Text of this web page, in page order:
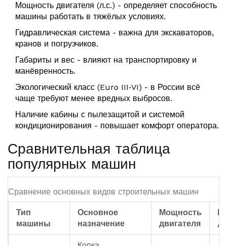
Мощность двигателя (л.с.) - определяет способность
машины работать в тяжёлых условиях.
Гидравлическая система - важна для экскаваторов,
кранов и погрузчиков.
Габариты и вес - влияют на транспортировку и
манёвренность.
Экологический класс (Euro III‑VI) - в России всё
чаще требуют менее вредных выбросов.
Наличие кабины с пылезащитой и системой
кондиционирования - повышает комфорт оператора.
Сравнительная таблица
популярных машин
Сравнение основных видов строительных машин
Тип
машины
Основное
назначение
Мощность
двигателя
/